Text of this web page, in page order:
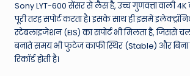
Sony LYT-600 सेंसर से लैस है, उच्च गुणवत्ता वाली 4K
पूरी तरह सपोर्ट करता है।इसके साथ ही इसमें
स्टेबलाइजेशन (EIS) का सपोर्ट भी मिलता है, जिससे
बनाते समय भी फुटेज काफी स्थिर (Stable) और
रिकॉर्ड होती है।